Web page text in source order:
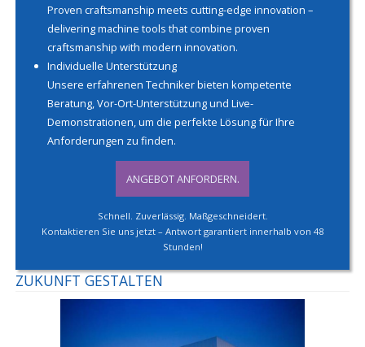
Proven craftsmanship meets cutting-edge innovation –
delivering machine tools that combine proven
craftsmanship with modern innovation.
Individuelle Unterstützung
Unsere erfahrenen Techniker bieten kompetente
Beratung, Vor-Ort-Unterstützung und Live-
Demonstrationen, um die perfekte Lösung für Ihre
Anforderungen zu finden.
ANGEBOT ANFORDERN.
Schnell. Zuverlässig. Maßgeschneidert.
Kontaktieren Sie uns jetzt – Antwort garantiert innerhalb von 48
Stunden!
ZUKUNFT GESTALTEN